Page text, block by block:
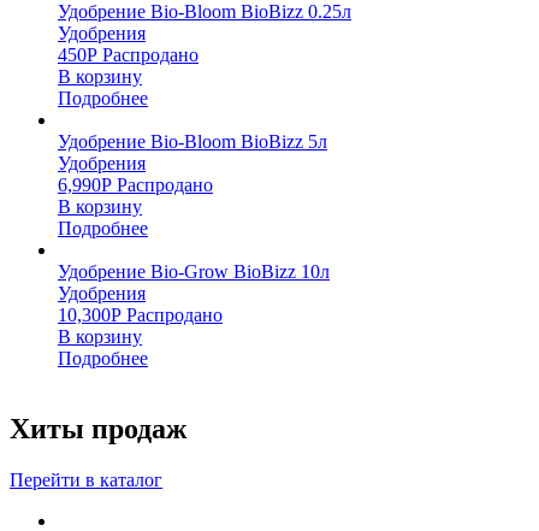
Удобрение Bio-Bloom BioBizz 0.25л
Удобрения
450Р Распродано
В корзину
Подробнее
Удобрение Bio-Bloom BioBizz 5л
Удобрения
6,990Р Распродано
В корзину
Подробнее
Удобрение Bio-Grow BioBizz 10л
Удобрения
10,300Р Распродано
В корзину
Подробнее
Хиты продаж
Перейти в каталог